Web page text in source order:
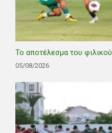
Το αποτέλεσμα του φιλικού
05/08/2026